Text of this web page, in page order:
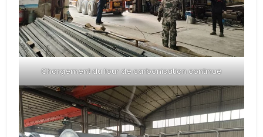
Chargement du four de carbonisation continue